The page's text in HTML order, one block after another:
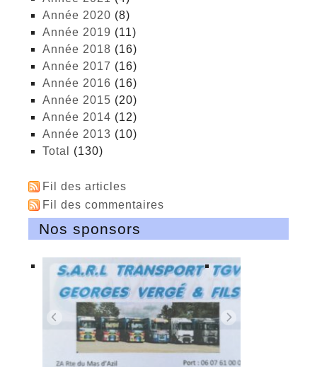
année 2020 (8)
année 2019 (11)
année 2018 (16)
année 2017 (16)
année 2016 (16)
année 2015 (20)
année 2014 (12)
année 2013 (10)
total (130)
Fil des articles
Fil des commentaires
Nos sponsors